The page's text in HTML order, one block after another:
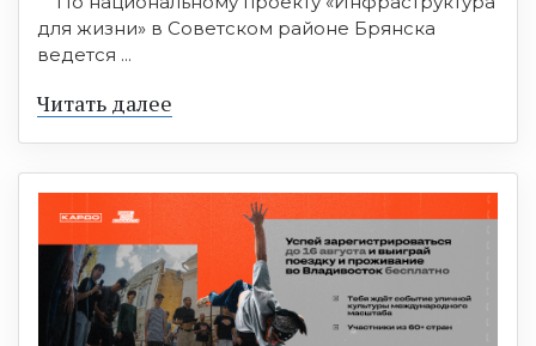
для жизни» в Советском районе Брянска
ведется ...
Читать далее